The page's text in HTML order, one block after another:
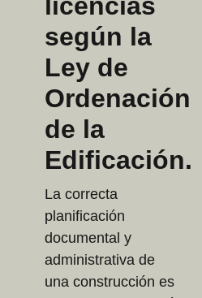
licencias
según la
Ley de
Ordenación
de la
Edificación.
La correcta
planificación
documental y
administrativa de
una construcción es